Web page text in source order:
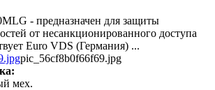
- предназначен для защиты
от несанкционированного доступа
Euro VDS (Германия) ...
pic_56cf8b0f66f69.jpg
мех.